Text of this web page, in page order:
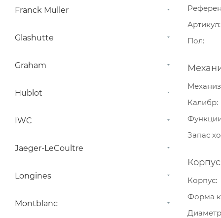
Артикул
Пол
Калибр
Запас
Корпус
Корпус
Форма
Диаметр
Franck Muller
Glashutte
Graham
Hublot
IWC
Jaeger-LeCoultre
Longines
Montblanc